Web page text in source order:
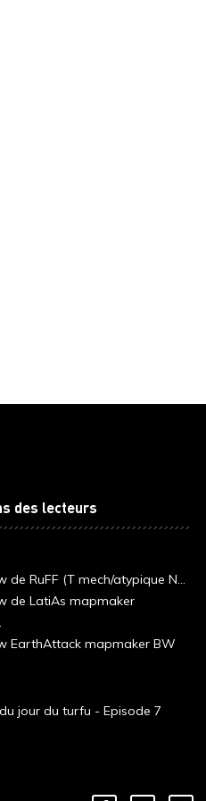
des lecteurs
de RuFF (T mech/atypique N...
de LatiAs mapmaker
EarthAttack mapmaker BW
jour du turfu - Episode 7